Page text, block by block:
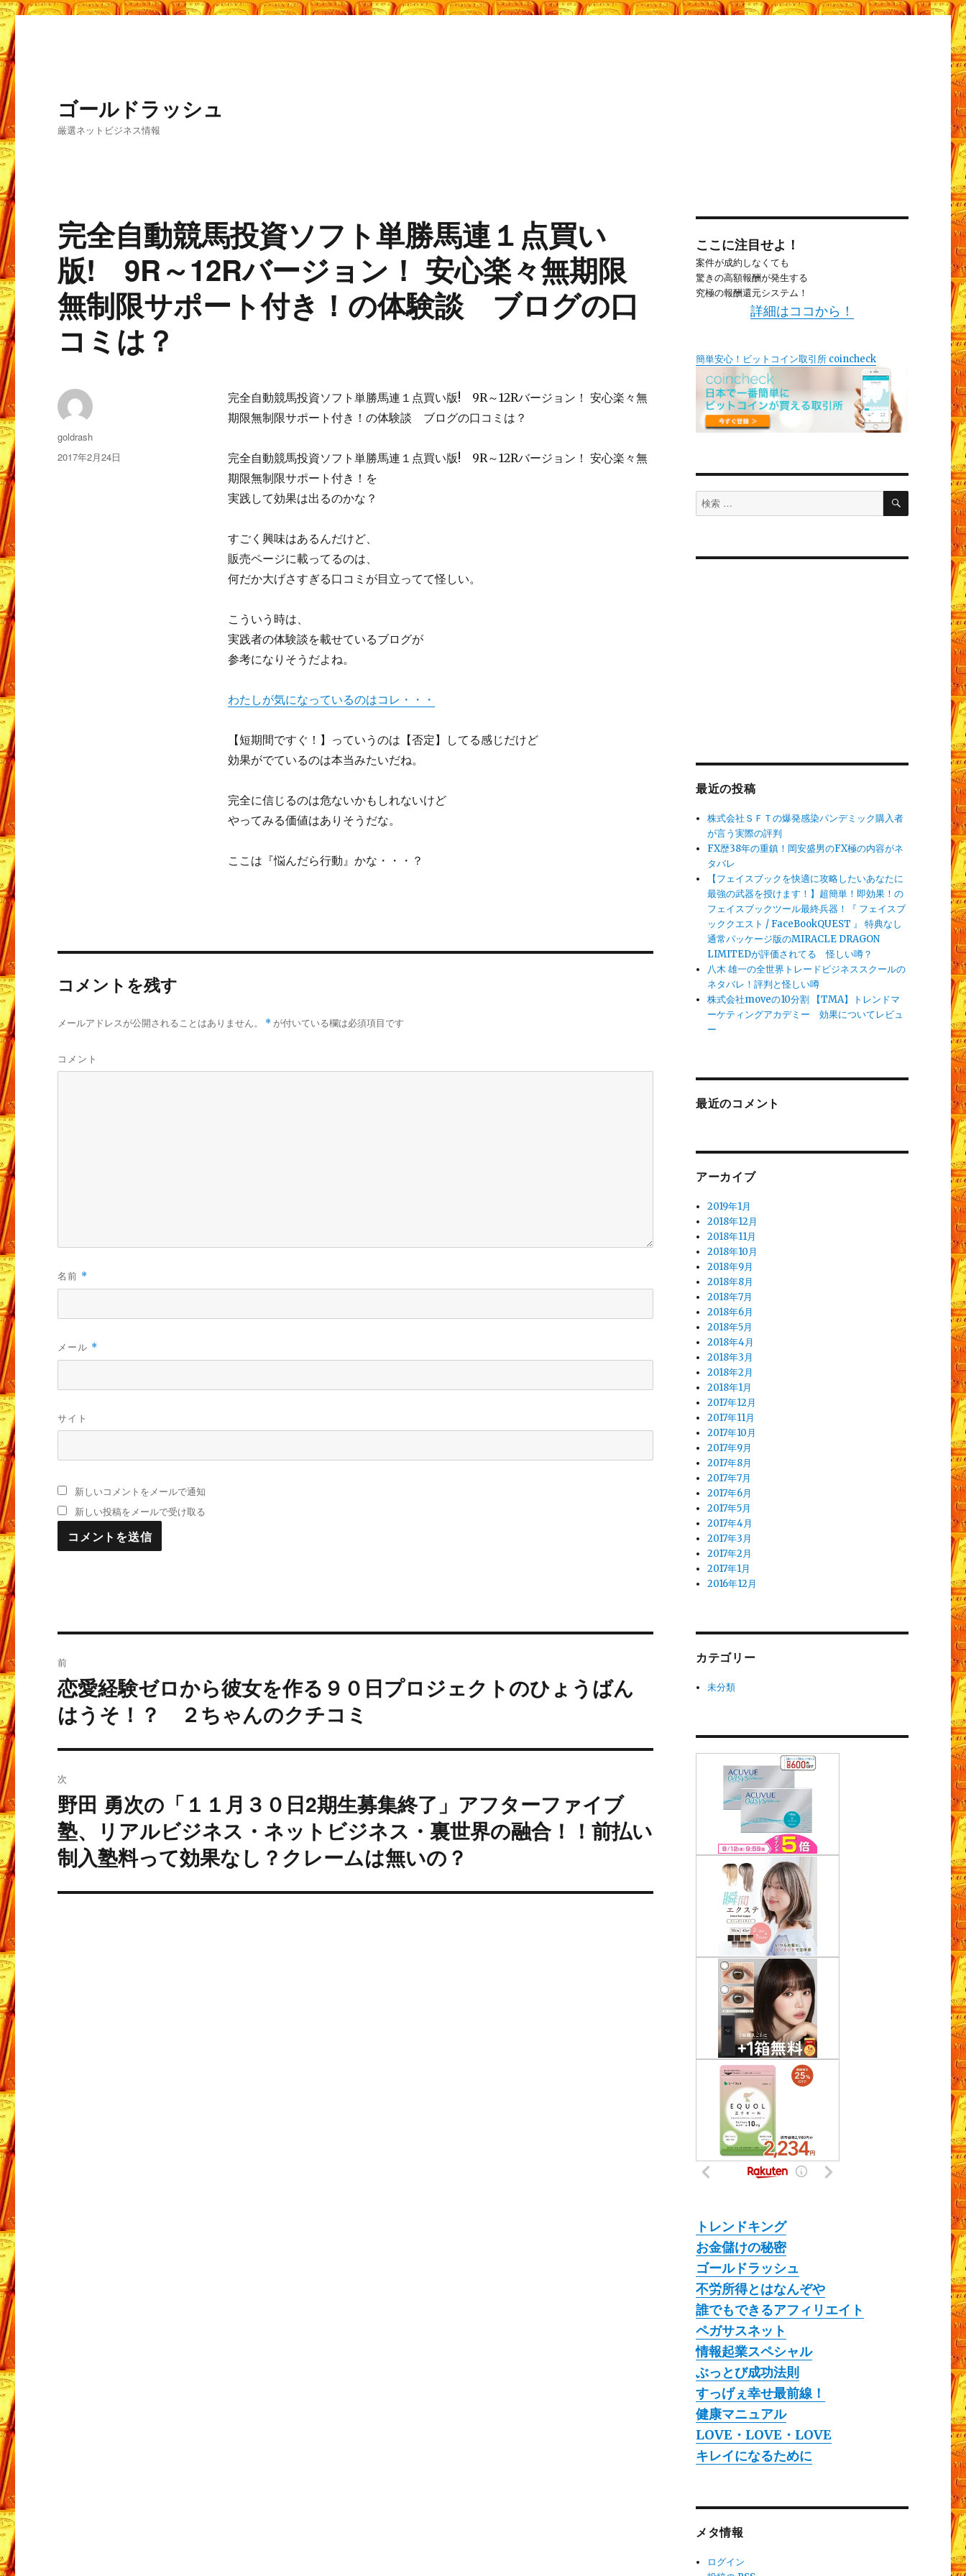
ゴールドラッシュ
厳選ネットビジネス情報
完全自動競馬投資ソフト単勝馬連１点買い
版! 9R～12Rバージョン！ 安心楽々無期限
無制限サポート付き！の体験談 ブログの口
コミは？
完全自動競馬投資ソフト単勝馬連１点買い版! 9R～12Rバージョン！ 安心楽々無
期限無制限サポート付き！の体験談 ブログの口コミは？
完全自動競馬投資ソフト単勝馬連１点買い版! 9R～12Rバージョン！ 安心楽々無
期限無制限サポート付き！を
実践して効果は出るのかな？
すごく興味はあるんだけど、
販売ページに載ってるのは、
何だか大げさすぎる口コミが目立ってて怪しい。
こういう時は、
実践者の体験談を載せているブログが
参考になりそうだよね。
わたしが気になっているのはコレ・・・
【短期間ですぐ！】っていうのは【否定】してる感じだけど
効果がでているのは本当みたいだね。
完全に信じるのは危ないかもしれないけど
やってみる価値はありそうだな。
ここは『悩んだら行動』かな・・・？
投
稿
goldrash
投
2017年2月24日
コメントを残す
メールアドレスが公開されることはありません。 * が付いている欄は必須項目です
コメント
名前 *
メール *
サイト
新しいコメントをメールで通知
新しい投稿をメールで受け取る
稿
ナ
ゲ
ー
シ
ョ
ン
前
過
去
の
投
恋愛経験ゼロから彼女を作る９０日プロジェクトのひょうばん
はうそ！？ ２ちゃんのクチコミ
次
次
の
投
稿:
野田 勇次の「１１月３０日2期生募集終了」アフターファイブ
塾、リアルビジネス・ネットビジネス・裏世界の融合！！前払い
制入塾料って効果なし？クレームは無いの？
ここに注目せよ！
案件が成約しなくても
驚きの高額報酬が発生する
究極の報酬還元システム！
詳細はココから！
簡単安心！ビットコイン取引所 coincheck
検
索
検
最近の投稿
株式会社ＳＦＴの爆発感染パンデミック購入者
が言う実際の評判
FX歴38年の重鎮！岡安盛男のFX極の内容がネ
タバレ
【フェイスブックを快適に攻略したいあなたに
最強の武器を授けます！】超簡単！即効果！の
フェイスブックツール最終兵器！『 フェイスブ
ッククエスト / FaceBookQUEST 』 特典なし
通常パッケージ版のMIRACLE DRAGON
LIMITEDが評価されてる 怪しい噂？
八木 雄一の全世界トレードビジネススクールの
ネタバレ！評判と怪しい噂
株式会社moveの10分割 【TMA】トレンドマ
ーケティングアカデミー 効果についてレビュ
ー
最近のコメント
アーカイブ
2019年1月
2018年12月
2018年11月
2018年10月
2018年9月
2018年8月
2018年7月
2018年6月
2018年5月
2018年4月
2018年3月
2018年2月
2018年1月
2017年12月
2017年11月
2017年10月
2017年9月
2017年8月
2017年7月
2017年6月
2017年5月
2017年4月
2017年3月
2017年2月
2017年1月
2016年12月
カテゴリー
未分類
トレンドキング
お金儲けの秘密
ゴールドラッシュ
不労所得とはなんぞや
誰でもできるアフィリエイト
ペガサスネット
情報起業スペシャル
ぶっとび成功法則
すっげぇ幸せ最前線！
健康マニュアル
LOVE・LOVE・LOVE
キレイになるために
メタ情報
ログイン